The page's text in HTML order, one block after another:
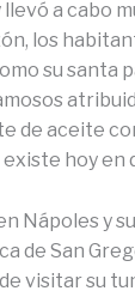
a cabo
los
su santa
de aceite
hoy en
Nápoles y
de San
visitar su